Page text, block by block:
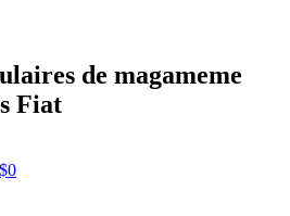
de magameme
Fiat
$0